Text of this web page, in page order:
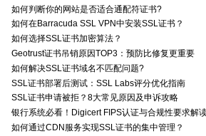
如何判断你的网站是否适合通配符证书?
如何在Barracuda SSL VPN中安装SSL证书？
如何选择SSL证书加密算法？
Geotrust证书吊销原因TOP3：预防比修复更重要
如何解决SSL证书域名不匹配问题?
SSL证书部署后测试：SSL Labs评分优化指南
SSL证书申请被拒？8大常见原因及申诉攻略
银行系统必看！Digicert FIPS认证与合规性要求解
如何通过CDN服务实现SSL证书的集中管理？